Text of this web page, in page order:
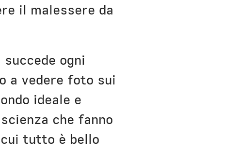
il malessere da
ogni
a vedere foto sui
ideale e
che fanno
tutto è bello